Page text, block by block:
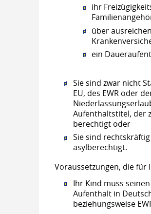
ihr
über
ein
Sie sind zwar nicht
EU, des EWR oder
Aufenthaltstitel, der
berechtigt oder
Sie sind
asylberechtigt.
Voraussetzungen, die für
Ihr Kind muss
Aufenthalt in
beziehungsweise